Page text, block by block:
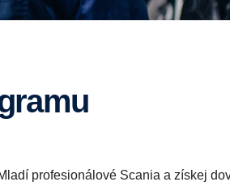
profesionálové Scania a získej